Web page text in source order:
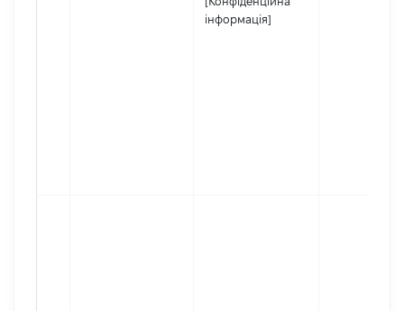
інформація]